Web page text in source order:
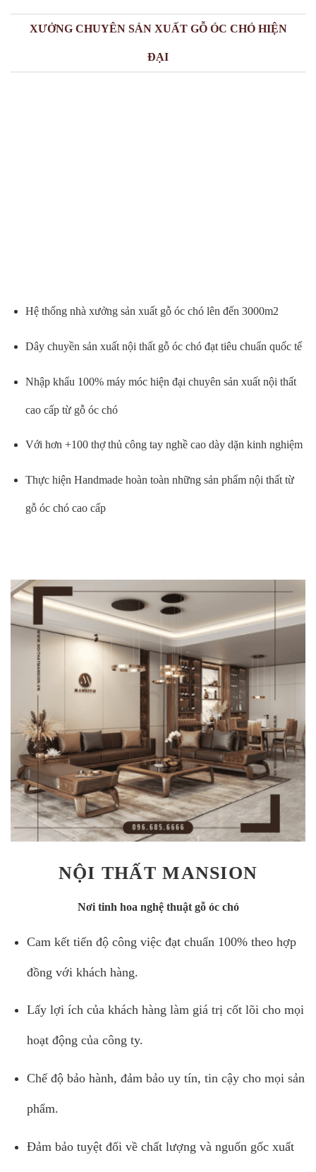
XƯỞNG CHUYÊN SẢN XUẤT GỖ ÓC CHÓ HIỆN
ĐẠI
Hệ thống nhà xưởng sản xuất gỗ óc chó lên đến 3000m2
Dây chuyền sản xuất nội thất gỗ óc chó đạt tiêu chuẩn quốc tế
Nhập khẩu 100% máy móc hiện đại chuyên sản xuất nội thất
cao cấp từ gỗ óc chó
Với hơn +100 thợ thủ công tay nghề cao dày dặn kinh nghiệm
Thực hiện Handmade hoàn toàn những sản phẩm nội thất từ
gỗ óc chó cao cấp
NỘI THẤT MANSION
Nơi tinh hoa nghệ thuật gỗ óc chó
Cam kết tiến độ công việc đạt chuẩn 100% theo hợp
đồng với khách hàng.
Lấy lợi ích của khách hàng làm giá trị cốt lõi cho mọi
hoạt động của công ty.
Chế độ bảo hành, đảm bảo uy tín, tin cậy cho mọi sản
phẩm.
Đảm bảo tuyệt đối về chất lượng và nguốn gốc xuất